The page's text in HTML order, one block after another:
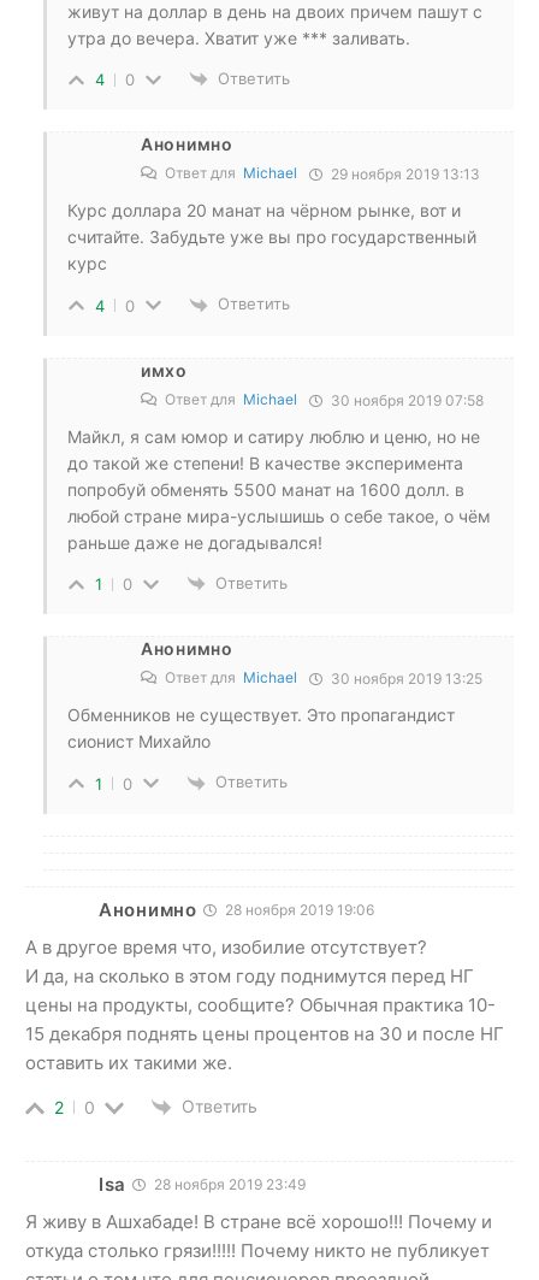
живут на доллар в день на двоих причем пашут с
утра до вечера. Хватит уже *** заливать.
4 0 Ответить
Анонимно
Ответ для Michael 29 ноября 2019 13:13
Курс доллара 20 манат на чёрном рынке, вот и
считайте. Забудьте уже вы про государственный
курс
4 0 Ответить
имхо
Ответ для Michael 30 ноября 2019 07:58
Майкл, я сам юмор и сатиру люблю и ценю, но не
до такой же степени! В качестве эксперимента
попробуй обменять 5500 манат на 1600 долл. в
любой стране мира-услышишь о себе такое, о чём
раньше даже не догадывался!
1 0 Ответить
Анонимно
Ответ для Michael 30 ноября 2019 13:25
Обменников не существует. Это пропагандист
сионист Михайло
1 0 Ответить
Анонимно 28 ноября 2019 19:06
А в другое время что, изобилие отсутствует?
И да, на сколько в этом году поднимутся перед НГ
цены на продукты, сообщите? Обычная практика 10-
15 декабря поднять цены процентов на 30 и после НГ
оставить их такими же.
2 0 Ответить
Isa 28 ноября 2019 23:49
Я живу в Ашхабаде! В стране всё хорошо!!! Почему и
откуда столько грязи!!!!! Почему никто не публикует